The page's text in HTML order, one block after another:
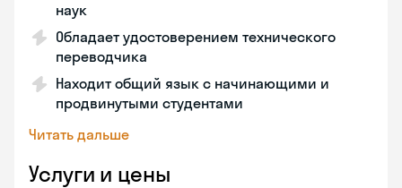
наук
Обладает удостоверением технического
переводчика
Находит общий язык с начинающими и
продвинутыми студентами
Читать дальше
Услуги и цены